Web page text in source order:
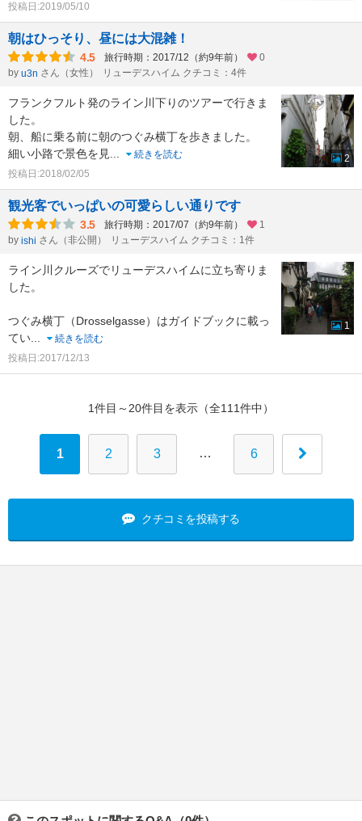
投稿日:2019/05/10
朝はひっそり、昼には大混雑！
4.5 旅行時期：2017/12（約9年前）
0
by u3n さん（女性） リューデスハイム クチコミ：4件
フランクフルト発のライン川下りのツアーで行きま
した。
朝、船に乗る前に朝のつぐみ横丁を歩きました。
細い小路で景色を見...
続きを読む
投稿日:2018/02/05
2
観光客でいっぱいの可愛らしい通りです
3.5 旅行時期：2017/07（約9年前）
1
by ishi さん（非公開） リューデスハイム クチコミ：1件
ライン川クルーズでリューデスハイムに立ち寄りま
した。
つぐみ横丁（Drosselgasse）はガイドブックに載っ
てい...
続きを読む
投稿日:2017/12/13
1
1件目～20件目を表示（全111件中）
1 2 3 … 6
クチコミを投稿する